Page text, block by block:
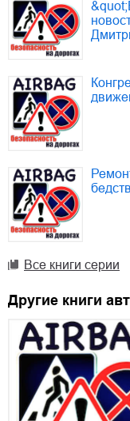
Все книги серии
Другие книги